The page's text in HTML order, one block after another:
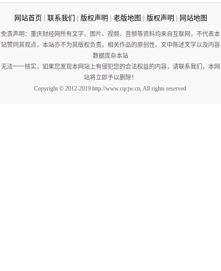
网站首页 联系我们 版权声明 老版地图 版权声明 网站地图
免责声明：重庆财经网所有文字、图片、视频、音频等资料均来自互联网，不代表本
站赞同其观点，本站亦不为其版权负责。相关作品的原创性、文中陈述文字以及内容
数据庞杂本站
无法一一核实，如果您发现本网站上有侵犯您的合法权益的内容，请联系我们，本网
站将立即予以删除！
Copyright © 2012-2019 http://www.cqcjw.cn, All rights reserved.